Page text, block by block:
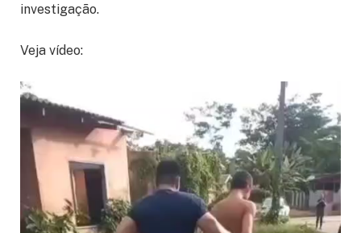
investigação.
Veja vídeo: